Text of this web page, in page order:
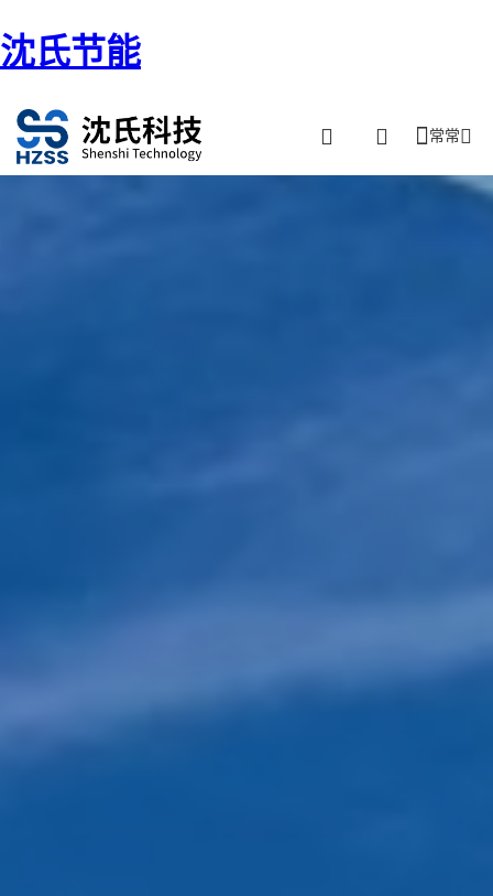
沈氏节能
常常